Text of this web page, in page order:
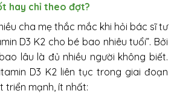
hay chỉ theo đợt?
cha mẹ thắc mắc khi hỏi bác sĩ tư
D3 K2 cho bé bao nhiêu tuổi”. Bởi
lâu là đủ nhiều người không biết.
D3 K2 liên tục trong giai đoạn
triển mạnh, ít nhất: